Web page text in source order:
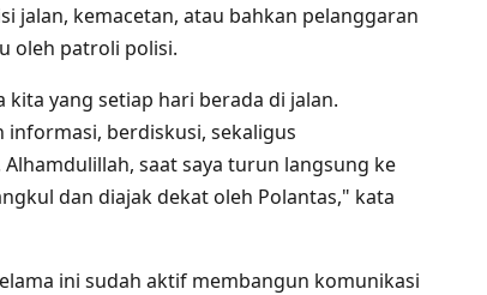
jalan, kemacetan, atau bahkan pelanggaran
oleh patroli polisi.
yang setiap hari berada di jalan.
berdiskusi, sekaligus
saat saya turun langsung ke
dan diajak dekat oleh Polantas," kata
ini sudah aktif membangun komunikasi